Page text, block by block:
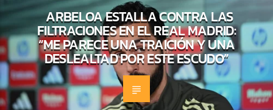
ARBELOA ESTALLA CONTRA LAS
FILTRACIONES EN EL REAL MADRID:
“ME PARECE UNA TRAICIÓN Y UNA
DESLEALTAD POR ESTE ESCUDO”